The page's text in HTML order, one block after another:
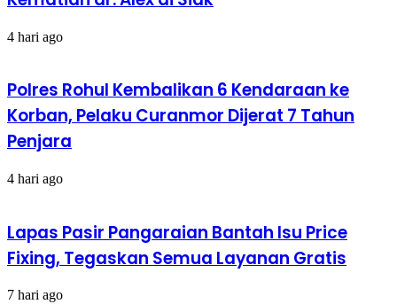
4 hari ago
Polres Rohul Kembalikan 6 Kendaraan ke
Korban, Pelaku Curanmor Dijerat 7 Tahun
Penjara
4 hari ago
Lapas Pasir Pangaraian Bantah Isu Price
Fixing, Tegaskan Semua Layanan Gratis
7 hari ago